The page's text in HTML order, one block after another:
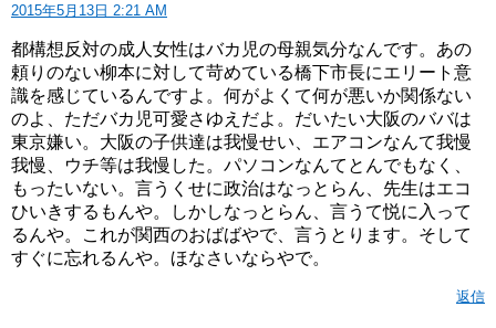
2015年5月13日 2:21 AM
都構想反対の成人女性はバカ児の母親気分なんです。あの
頼りのない柳本に対して苛めている橋下市長にエリート意
識を感じているんですよ。何がよくて何が悪いか関係ない
のよ、ただバカ児可愛さゆえだよ。だいたい大阪のババは
東京嫌い。大阪の子供達は我慢せい、エアコンなんて我慢
我慢、ウチ等は我慢した。パソコンなんてとんでもなく、
もったいない。言うくせに政治はなっとらん、先生はエコ
ひいきするもんや。しかしなっとらん、言うて悦に入って
るんや。これが関西のおばばやで、言うとります。そして
すぐに忘れるんや。ほなさいならやで。
返信